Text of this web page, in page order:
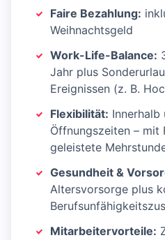
Faire Bezahlung:
Weihnachtsgeld
Work-Life-Balance:
Jahr plus
Ereignissen (z. B.
Flexibilität: Innerhalb
Öffnungszeiten – mit
geleistete
Gesundheit &
Altersvorsorge plus
Mitarbeitervorteile: